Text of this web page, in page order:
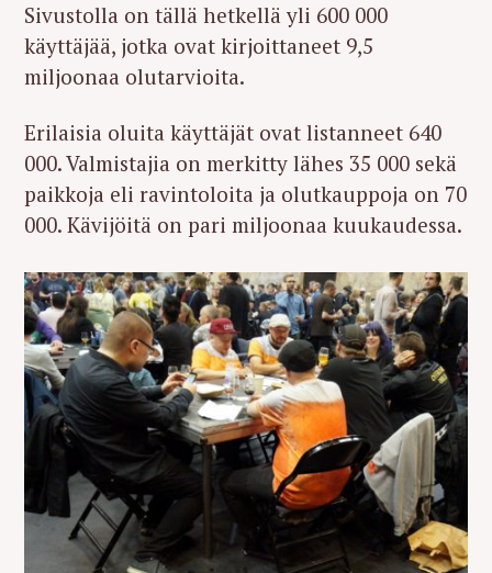
Sivustolla on tällä hetkellä yli 600 000
käyttäjää, jotka ovat kirjoittaneet 9,5
miljoonaa olutarvioita.
Erilaisia oluita käyttäjät ovat listanneet 640
000. Valmistajia on merkitty lähes 35 000 sekä
paikkoja eli ravintoloita ja olutkauppoja on 70
000. Kävijöitä on pari miljoonaa kuukaudessa.